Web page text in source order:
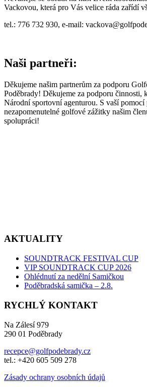
Vackovou, která pro Vás velice ráda zařídí
tel.: 776 732 930, e-mail:
Naši partneři:
Děkujeme našim partnerům za podporu
Poděbrady! Děkujeme za podporu činnosti,
Národní sportovní agenturou. S vaší pomocí
nezapomenutelné golfové zážitky našim
spolupráci!
AKTUALITY
SOUNDTRACK FESTIVAL CUP
VIP SOUNDTRACK CUP 2026
Ohlédnutí za nedělní Samičkou
Poděbradská samička – 2.8.
RYCHLÝ KONTAKT
Na Zálesí 979
290 01 Poděbrady
recepce@golfpodebrady.cz
tel.: +420 605 509 278
Zásady ochrany osobních údajů